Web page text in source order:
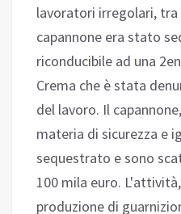
lavoratori irregolari,
capannone era stato
riconducibile ad una
Crema che è stata
del lavoro. Il
materia di sicurezza e
sequestrato e sono
100 mila euro.
produzione di